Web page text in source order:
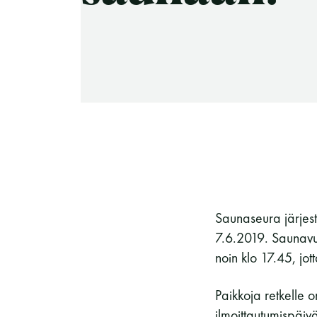
Hinnasto
12 €
Saunaseura
7.6.2019.
noin klo 17.45,
Paikkoja retkelle